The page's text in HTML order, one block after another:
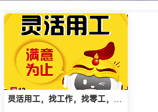
灵活用工，找工作，找零工，替